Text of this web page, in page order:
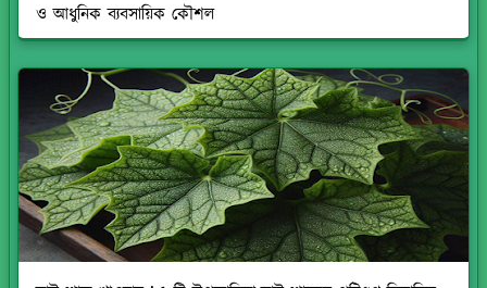
ও আধুনিক ব্যবসায়িক কৌশল